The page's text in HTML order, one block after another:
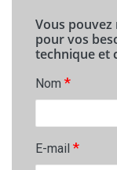
Vous
pour vos
technique et
Nom *
E-mail *